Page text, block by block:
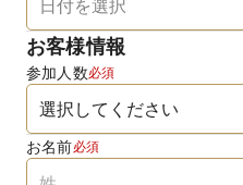
お客様情報
参加人数必須
お名前必須